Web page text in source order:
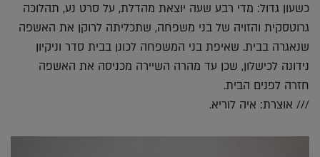
כשעון גדול: מדי רבע שעה יוצאת מהדלת, על סרט נע, תהלוכה
גרוטסקית והזויה של בני משפחה, שתכליתה לרוקן את האשפה
שנאגרה בבית. שאיפת בני המשפחה לכונן בבית סדר וניקיון
נידונה לכישלון, שכן עד מהרה השיירה מכניסה את האשפה
חזרה לפנים הבית.
/// אוצרת: איה לוריא.